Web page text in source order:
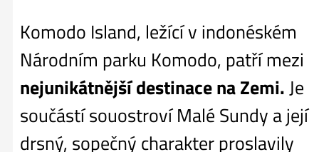
Komodo Island, ležící v indonéském
Národním parku Komodo, patří mezi
nejunikátnější destinace na Zemi.Je
součástí souostroví Malé Sundy a její
drsný, sopečný charakter proslavily